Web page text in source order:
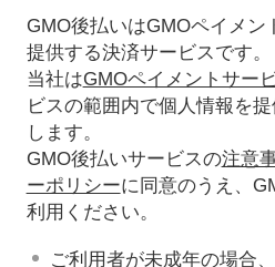
GMO後払いはGMOペイメン
提供する決済サービスです。
当社はGMOペイメントサー
ビスの範囲内で個人情報を
します。
GMO後払いサービスの注意
ーポリシーに同意のうえ、
利用ください。
ご利用者が未成年の場合